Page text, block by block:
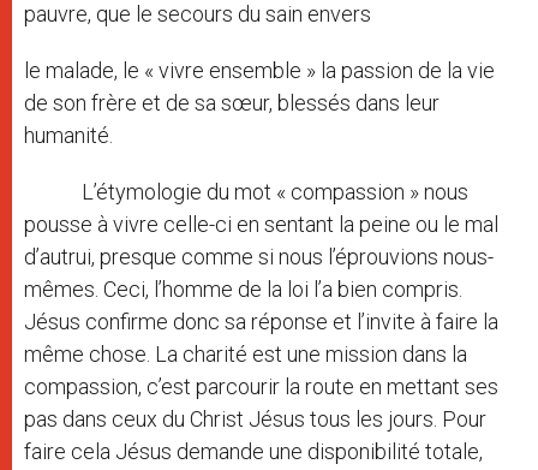
pauvre, que le secours du sain envers
le malade, le « vivre ensemble » la passion de la vie
de son frère et de sa sœur, blessés dans leur
humanité.
L’étymologie du mot « compassion » nous
pousse à vivre celle-ci en sentant la peine ou le mal
d’autrui, presque comme si nous l’éprouvions nous-
mêmes. Ceci, l’homme de la loi l’a bien compris.
Jésus confirme donc sa réponse et l’invite à faire la
même chose. La charité est une mission dans la
compassion, c’est parcourir la route en mettant ses
pas dans ceux du Christ Jésus tous les jours. Pour
faire cela Jésus demande une disponibilité totale,